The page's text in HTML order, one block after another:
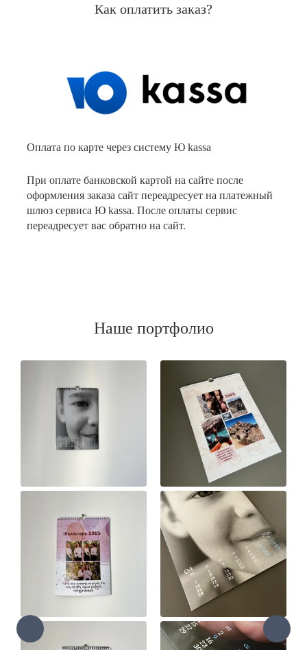
Как оплатить заказ?
Оплата по карте через систему Ю kassa
При оплате банковской картой на сайте после
оформления заказа сайт переадресует на платежный
шлюз сервиса Ю kassa. После оплаты сервис
переадресует вас обратно на сайт.
Наше портфолио